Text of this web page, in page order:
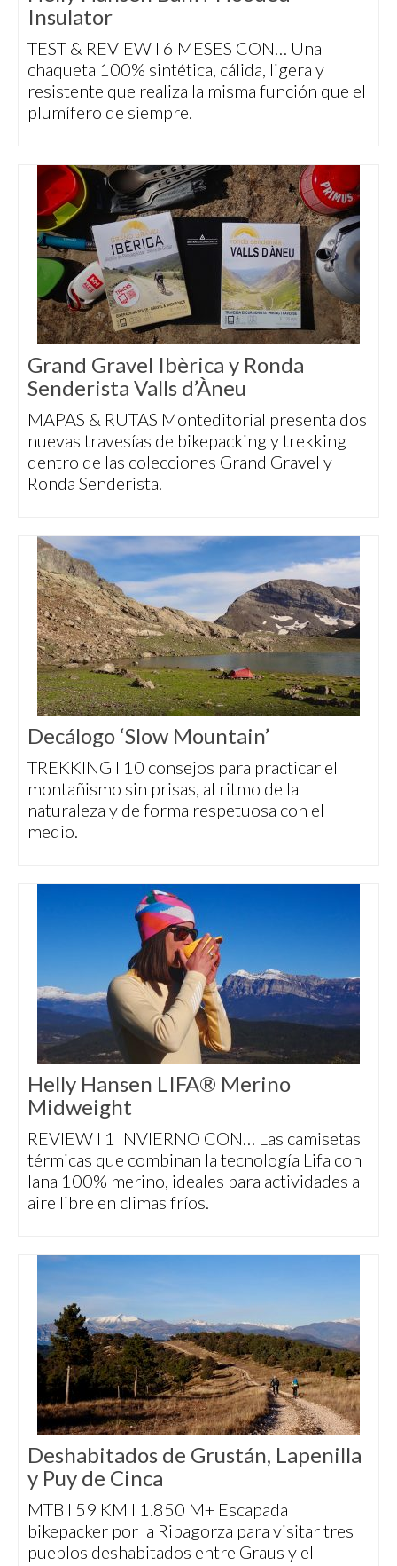
Insulator
TEST & REVIEW I 6 MESES CON… Una
chaqueta 100% sintética, cálida, ligera y
resistente que realiza la misma función que el
plumífero de siempre.
Grand Gravel Ibèrica y Ronda
Senderista Valls d’Àneu
MAPAS & RUTAS Monteditorial presenta dos
nuevas travesías de bikepacking y trekking
dentro de las colecciones Grand Gravel y
Ronda Senderista.
Decálogo ‘Slow Mountain’
TREKKING I 10 consejos para practicar el
montañismo sin prisas, al ritmo de la
naturaleza y de forma respetuosa con el
medio.
Helly Hansen LIFA® Merino
Midweight
REVIEW I 1 INVIERNO CON… Las camisetas
térmicas que combinan la tecnología Lifa con
lana 100% merino, ideales para actividades al
aire libre en climas fríos.
Deshabitados de Grustán, Lapenilla
y Puy de Cinca
MTB I 59 KM I 1.850 M+ Escapada
bikepacker por la Ribagorza para visitar tres
pueblos deshabitados entre Graus y el